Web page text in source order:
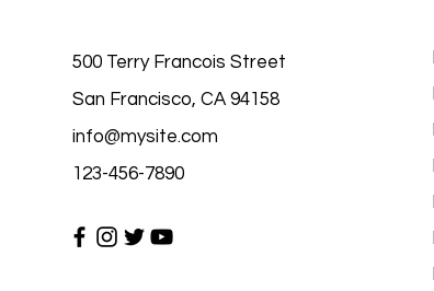
500 Terry Francois Street
San Francisco, CA 94158
info@mysite.com
123-456-7890